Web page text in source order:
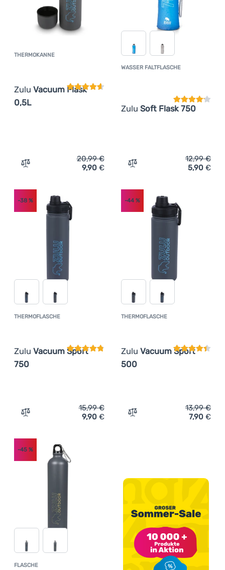
THERMOKANNE
Zulu Vacuum Flask
0,5L
Kundenbewertung
Zum Vergleich 'Thermokanne Zulu Vacuum Flask 0,5L'
20,99€
9,90 €
WASSER FALTFLASCHE
Zulu Soft Flask 750
Zum Vergleich 'Wasser
12,99€
5,90 €
THERMOFLASCHE
Zulu Vacuum Sport
750
Kundenbewertung
-38 %
Zum Vergleich 'Thermoflasche Zulu Vacuum Sport 750'
15,99€
9,90 €
THERMOFLASCHE
Zulu Vacuum Sport
500
-44%
Zum Vergleich
13,99€
7,90 €
FLASCHE
-45 %